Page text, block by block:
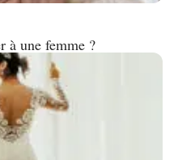
à une femme ?